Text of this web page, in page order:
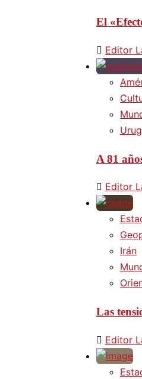
El
Editor
A 81
Editor
Irán
Las
Editor